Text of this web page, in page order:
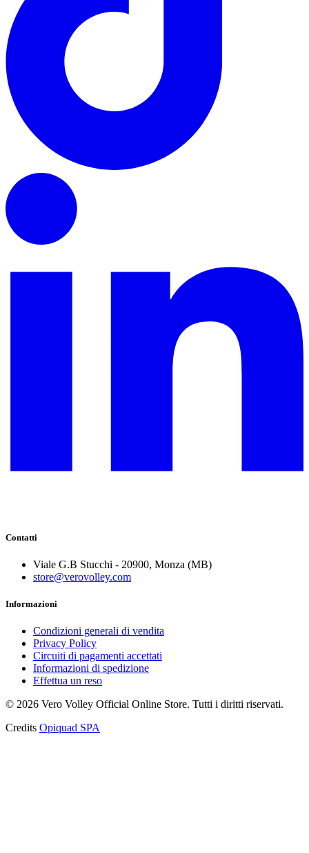
Contatti
Viale G.B Stucchi - 20900, Monza (MB)
store@verovolley.com
Informazioni
Condizioni generali di vendita
Privacy Policy
Circuiti di pagamenti accettati
Informazioni di spedizione
Effettua un reso
© 2026 Vero Volley Official Online Store. Tutti i diritti riservati.
Credits Opiquad SPA